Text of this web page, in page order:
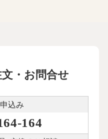
・お問合せ
込み
164